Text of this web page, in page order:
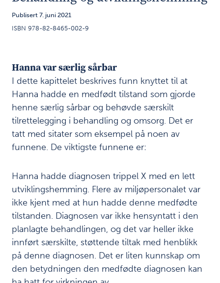
saken
6 Organisering
7 Miljøbehandling
8
Behandling og
utviklingshemming
a
n
a
v
a
r
r
l
i
Publisert 7. juni 2021
ISBN 978-82-8465-002-9
Hanna var særlig sårbar
I dette kapittelet beskrives funn knyttet til at
Hanna hadde en medfødt tilstand som gjorde
henne særlig sårbar og behøvde særskilt
tilrettelegging i behandling og omsorg. Det er
tatt med sitater som eksempel på noen av
funnene. De viktigste funnene er:
Hanna hadde diagnosen trippel X med en lett
utviklingshemming. Flere av miljøpersonalet var
ikke kjent med at hun hadde denne medfødte
tilstanden. Diagnosen var ikke hensyntatt i den
planlagte behandlingen, og det var heller ikke
innført særskilte, støttende tiltak med henblikk
på denne diagnosen. Det er liten kunnskap om
den betydningen den medfødte diagnosen kan